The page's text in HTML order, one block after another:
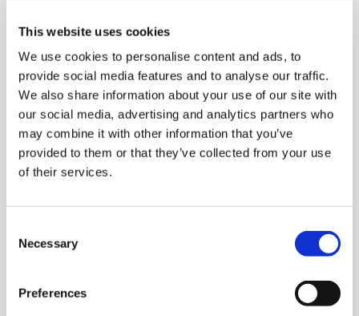
This website uses cookies
We use cookies to personalise content and ads, to
provide social media features and to analyse our traffic.
We also share information about your use of our site with
our social media, advertising and analytics partners who
may combine it with other information that you’ve
provided to them or that they’ve collected from your use
of their services.
Selection
Necessary
Preferences
telc in der Presse
Aktuelles
Karriere
Stellenangebote
A2 so: „Kann die Informationen klar strukturierter,
kurzer einfacher Texte, die durch Bilder oder Grafiken
unterstützt werden, in einfachen Sätzen mündlich
wiedergeben.“ Oder: „Kann mündlich spezifische
relevante Informationen wiedergeben, die in kurzen,
einfachen Texten Beschriftungen und Notizen zu
vertrauten Themen enthalten sind.“
Im Unterschied zum Übersetzen und Dolmetschen geht
Meditation heißt, dass die Inhalte für die Person, die
dann auch verstanden und verarbeitet werden können.
Es erfolgt dabei eine Art Umwandlung von Sprache und